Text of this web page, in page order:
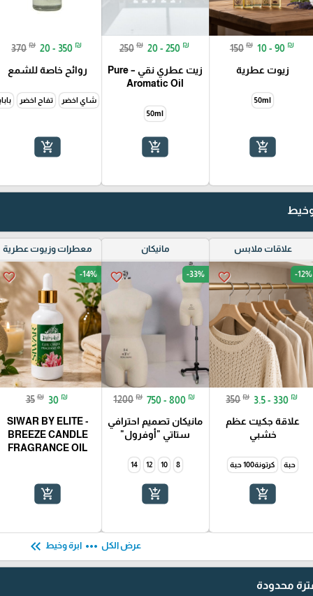
150 ₪ 10 - 90 ₪
زيوت عطرية
50ml
add_shopping_cart
250 ₪ 20 - 250 ₪
زيت عطري نقي – Pure
Aromatic Oil
50ml
add_shopping_cart
370 ₪ 20 - 350 ₪
روائح خاصة للشمع
شاي اخضر تفاح اخضر
add_shopping_cart
وخيط
علاقات ملابس
favorite_border -12%
350 ₪ 3.5 - 330 ₪
علاقة جكيت عظم
خشبي
حبة كرتونة100 حبة
add_shopping_cart
مانيكان
favorite_border -33%
1200 ₪ 750 - 800 ₪
مانيكان تصميم احترافي
ستاتي "أوفرول"
8
10
12
14
add_shopping_cart
معطرات وزيوت عطرية
favorite_border -14%
35 ₪ 30 ₪
SIWAR BY ELITE -
BREEZE CANDLE
FRAGRANCE OIL
add_shopping_cart
عرض الكل more_horiz ابرة وخيط keyboard_double_arrow_left
محدودة